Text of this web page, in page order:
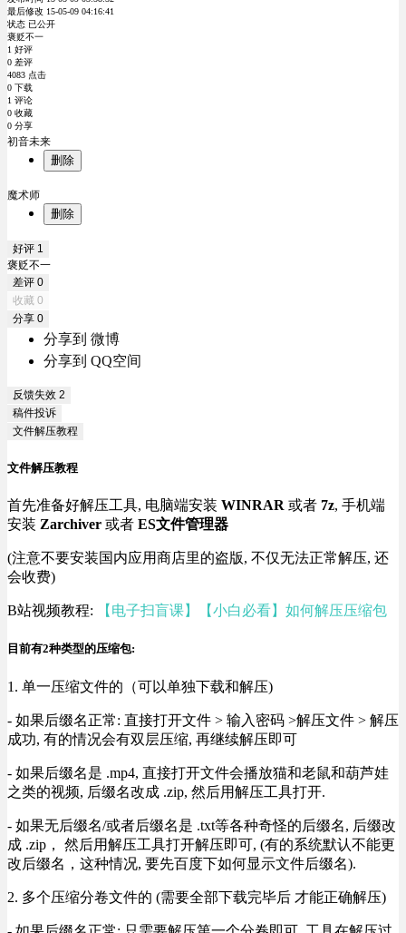
最后修改 15-05-09 04:16:41
状态 已公开
褒贬不一
1 好评
0 差评
4083 点击
0 下载
1 评论
0 收藏
0 分享
初音未来
删除
魔术师
删除
好评 1
褒贬不一
差评 0
收藏 0
分享 0
分享到 微博
分享到 QQ空间
反馈失效 2
稿件投诉
文件解压教程
文件解压教程
首先准备好解压工具, 电脑端安装 WINRAR 或者 7z, 手机端
安装 Zarchiver 或者 ES文件管理器
(注意不要安装国内应用商店里的盗版, 不仅无法正常解压, 还
会收费)
B站视频教程: 【电子扫盲课】【小白必看】如何解压压缩包
目前有2种类型的压缩包:
1. 单一压缩文件的（可以单独下载和解压)
- 如果后缀名正常: 直接打开文件 > 输入密码 >解压文件 > 解压
成功, 有的情况会有双层压缩, 再继续解压即可
- 如果后缀名是 .mp4, 直接打开文件会播放猫和老鼠和葫芦娃
之类的视频, 后缀名改成 .zip, 然后用解压工具打开.
- 如果无后缀名/或者后缀名是 .txt等各种奇怪的后缀名, 后缀改
成 .zip， 然后用解压工具打开解压即可, (有的系统默认不能更
改后缀名，这种情况, 要先百度下如何显示文件后缀名).
2. 多个压缩分卷文件的 (需要全部下载完毕后 才能正确解压)